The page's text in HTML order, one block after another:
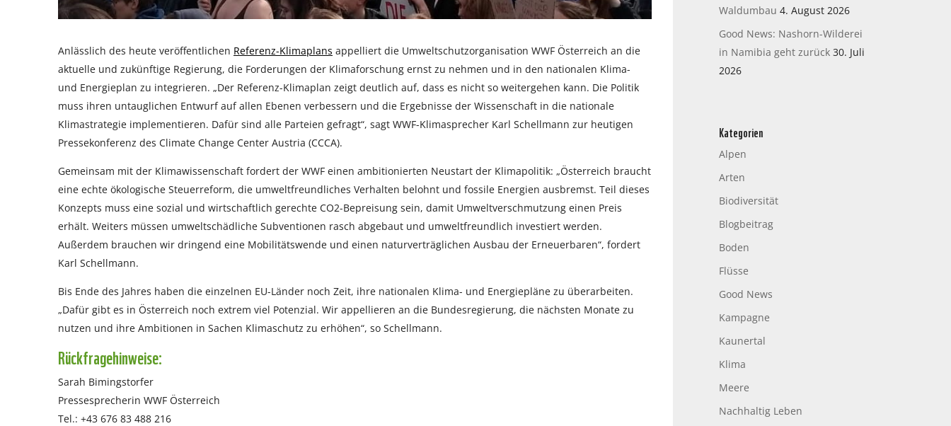
Anlässlich des heute veröffentlichen Referenz-Klimaplans appelliert die Umweltschutzorganisation WWF Österreich an die
aktuelle und zukünftige Regierung, die Forderungen der Klimaforschung ernst zu nehmen und in den nationalen Klima-
und Energieplan zu integrieren. „Der Referenz-Klimaplan zeigt deutlich auf, dass es nicht so weitergehen kann. Die Politik
muss ihren untauglichen Entwurf auf allen Ebenen verbessern und die Ergebnisse der Wissenschaft in die nationale
Klimastrategie implementieren. Dafür sind alle Parteien gefragt“, sagt WWF-Klimasprecher Karl Schellmann zur heutigen
Pressekonferenz des Climate Change Center Austria (CCCA).
Gemeinsam mit der Klimawissenschaft fordert der WWF einen ambitionierten Neustart der Klimapolitik: „Österreich braucht
eine echte ökologische Steuerreform, die umweltfreundliches Verhalten belohnt und fossile Energien ausbremst. Teil dieses
Konzepts muss eine sozial und wirtschaftlich gerechte CO2-Bepreisung sein, damit Umweltverschmutzung einen Preis
erhält. Weiters müssen umweltschädliche Subventionen rasch abgebaut und umweltfreundlich investiert werden.
Außerdem brauchen wir dringend eine Mobilitätswende und einen naturverträglichen Ausbau der Erneuerbaren“, fordert
Karl Schellmann.
Bis Ende des Jahres haben die einzelnen EU-Länder noch Zeit, ihre nationalen Klima- und Energiepläne zu überarbeiten.
„Dafür gibt es in Österreich noch extrem viel Potenzial. Wir appellieren an die Bundesregierung, die nächsten Monate zu
nutzen und ihre Ambitionen in Sachen Klimaschutz zu erhöhen“, so Schellmann.
Rückfragehinweise:
Sarah Bimingstorfer
Pressesprecherin WWF Österreich
Tel.: +43 676 83 488 216
Waldumbau 4. August 2026
Good News: Nashorn-Wilderei
in Namibia geht zurück 30. Juli
2026
Kategorien
Alpen
Arten
Biodiversität
Blogbeitrag
Boden
Flüsse
Good News
Kampagne
Kaunertal
Klima
Meere
Nachhaltig Leben